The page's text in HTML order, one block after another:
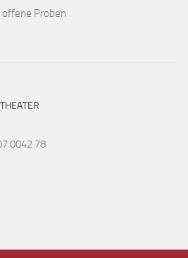
offene Proben
0042 78